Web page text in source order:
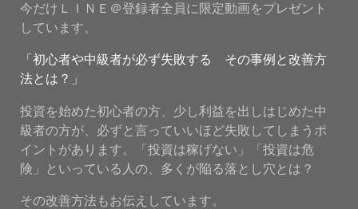
今だけＬＩＮＥ＠登録者全員に限定動画をプレゼント
しています。
「初心者や中級者が必ず失敗する その事例と改善方
法とは？」
投資を始めた初心者の方、少し利益を出しはじめた中
級者の方が、必ずと言っていいほど失敗してしまうポ
イントがあります。「投資は稼げない」「投資は危
険」といっている人の、多くが陥る落とし穴とは？
その改善方法もお伝えしています。